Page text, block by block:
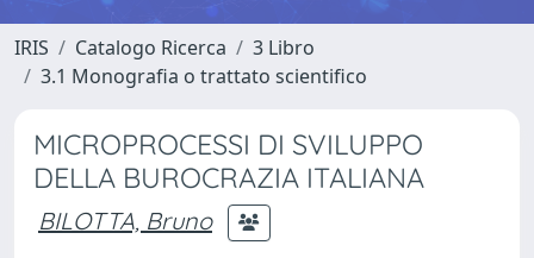
IRIS Catalogo Ricerca
3 Libro
3.1 Monografia o trattato scientifico
MICROPROCESSI DI SVILUPPO
DELLA BUROCRAZIA ITALIANA
BILOTTA, Bruno